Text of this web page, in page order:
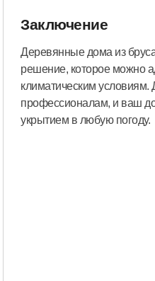
Заключение
Деревянные дома из
решение, которое можно
климатическим условиям.
профессионалам, и ваш
укрытием в любую погоду.